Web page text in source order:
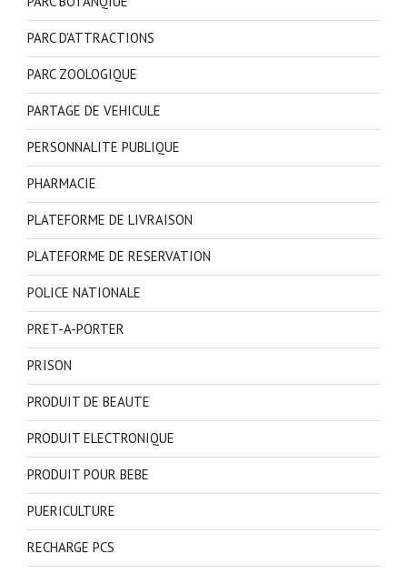
PARC D'ATTRACTIONS
PARC ZOOLOGIQUE
PARTAGE DE VEHICULE
PERSONNALITE PUBLIQUE
PHARMACIE
PLATEFORME DE LIVRAISON
PLATEFORME DE RESERVATION
POLICE NATIONALE
PRET-A-PORTER
PRISON
PRODUIT DE BEAUTE
PRODUIT ELECTRONIQUE
PRODUIT POUR BEBE
PUERICULTURE
RECHARGE PCS